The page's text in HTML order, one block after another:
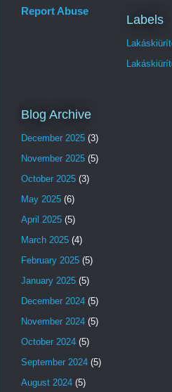
Report Abuse
Labels
Blog Archive
December 2025 (3)
November 2025 (5)
October 2025 (3)
May 2025 (6)
April 2025 (5)
March 2025 (4)
February 2025 (5)
January 2025 (5)
December 2024 (5)
November 2024 (5)
October 2024 (5)
September 2024 (5)
August 2024 (5)